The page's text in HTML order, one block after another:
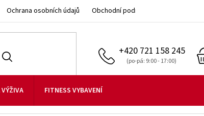
Ochrana osobních údajů Obchodní podmínky
+420 721 158 245
FITNESS VYBAVENÍ